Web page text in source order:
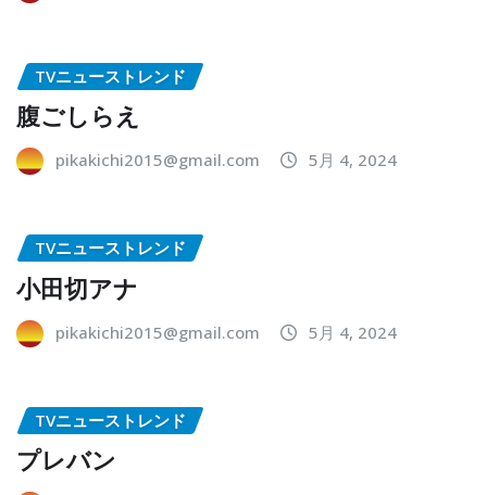
TVニューストレンド
腹ごしらえ
pikakichi2015@gmail.com 5月 4, 2024
TVニューストレンド
小田切アナ
pikakichi2015@gmail.com 5月 4, 2024
TVニューストレンド
プレバン